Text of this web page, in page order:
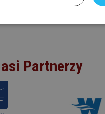
Partnerzy